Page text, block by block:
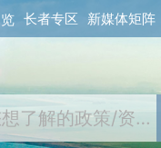
长者专区 新媒体矩阵